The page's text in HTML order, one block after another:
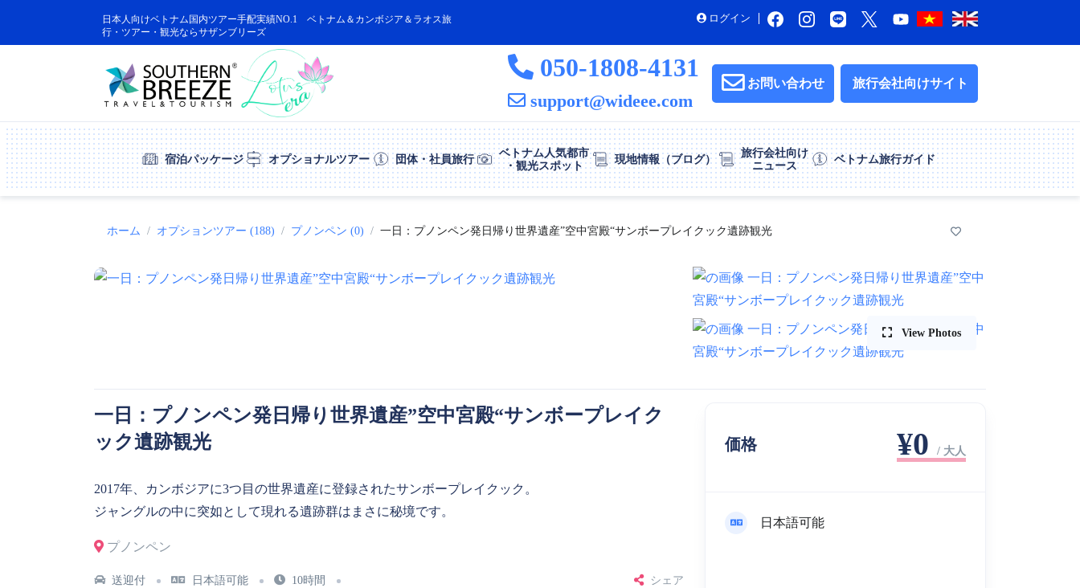
日本人向けベトナム国内ツアー手配実績NO.1 ベトナム＆カンボジア＆ラオス旅
行・ツアー・観光ならサザンブリーズ
ログイン
050-1808-4131
support@wideee.com
お問い合わせ 旅行会社向けサイト
宿泊パッケージ オプショナルツアー 団体・社員旅行
ベトナム人気都市
・観光スポット
現地情報（ブログ）
旅行会社向け
ニュース
ベトナム旅行ガイド
ホーム オプションツアー (188) プノンペン (0) 一日：プノンペン発日帰り世界遺産”空中宮殿“サンボープレイクック遺跡観光
View Photos
一日：プノンペン発日帰り世界遺産”空中宮殿“サンボープレイク
ック遺跡観光
2017年、カンボジアに3つ目の世界遺産に登録されたサンボープレイクック。
ジャングルの中に突如として現れる遺跡群はまさに秘境です。
プノンペン
送迎付 日本語可能 10時間 シェア
価格 ¥0 / 大人
日本語可能